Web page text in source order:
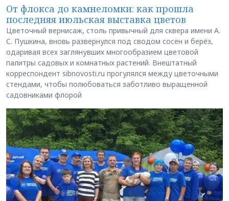
От флокса до камнеломки: как прошла
последняя июльская выставка цветов
Цветочный вернисаж, столь привычный для сквера имени А.
С. Пушкина, вновь развернулся под сводом сосен и берёз,
одаривая всех заглянувших многообразием цветовой
палитры садовых и комнатных растений. Внештатный
корреспондент sibnovosti.ru прогулялся между цветочными
стендами, чтобы полюбоваться заботливо выращенной
садовниками флорой